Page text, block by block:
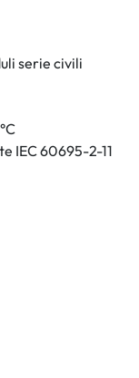
serie civili
IEC 60695-2-11